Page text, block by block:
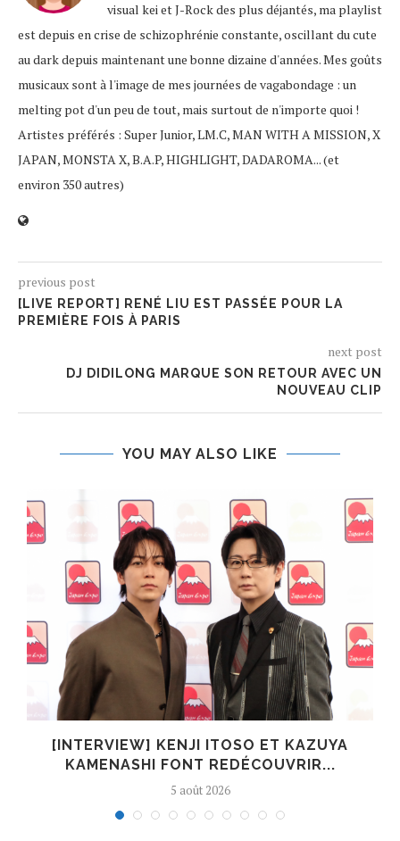
visual kei et J-Rock des plus déjantés, ma playlist
est depuis en crise de schizophrénie constante, oscillant du cute
au dark depuis maintenant une bonne dizaine d'années. Mes goûts
musicaux sont à l'image de mes journées de vagabondage : un
melting pot d'un peu de tout, mais surtout de n'importe quoi !
Artistes préférés : Super Junior, LM.C, MAN WITH A MISSION, X
JAPAN, MONSTA X, B.A.P, HIGHLIGHT, DADAROMA... (et
environ 350 autres)
previous post
[LIVE REPORT] RENÉ LIU EST PASSÉE POUR LA
PREMIÈRE FOIS À PARIS
next post
DJ DIDILONG MARQUE SON RETOUR AVEC UN
NOUVEAU CLIP
YOU MAY ALSO LIKE
[INTERVIEW] KENJI ITOSO ET KAZUYA
KAMENASHI FONT REDÉCOUVRIR...
5 août 2026